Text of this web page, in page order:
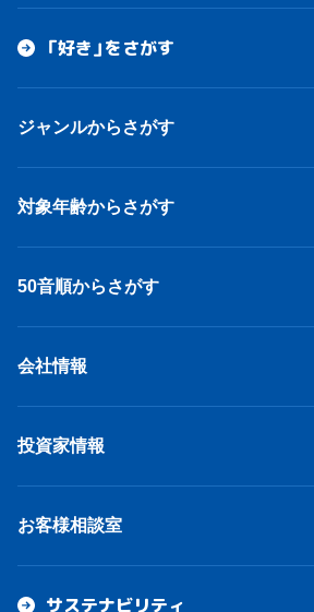
「好き」をさがす
ジャンルからさがす
対象年齢からさがす
50音順からさがす
会社情報
投資家情報
お客様相談室
サステナビリティ